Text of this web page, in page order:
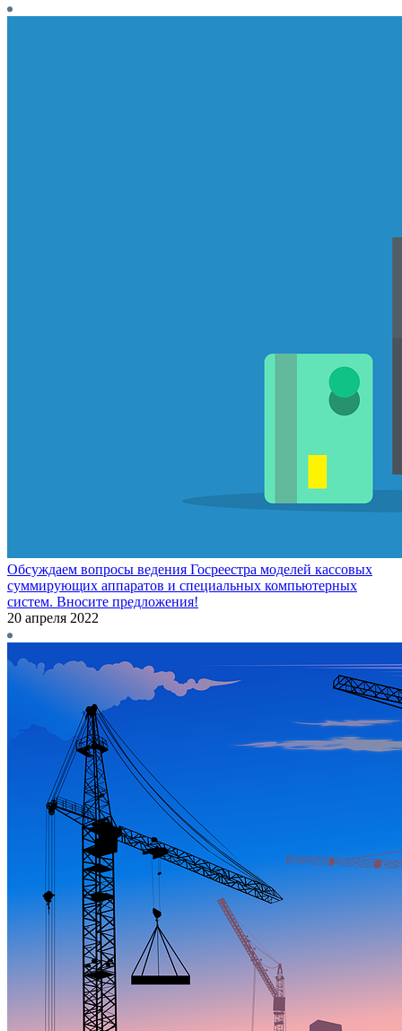
Обсуждаем вопросы ведения Госреестра моделей кассовых
суммирующих аппаратов и специальных компьютерных
систем. Вносите предложения!
20 апреля 2022